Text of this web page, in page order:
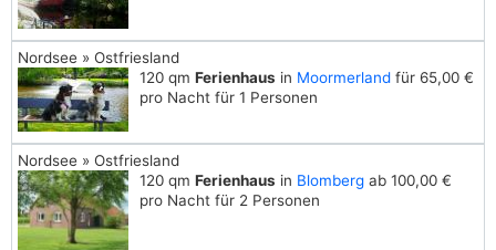
Nordsee » Ostfriesland
120 qm Ferienhaus in Moormerland für 65,00 €
pro Nacht für 1 Personen
Nordsee » Ostfriesland
120 qm Ferienhaus in Blomberg ab 100,00 €
pro Nacht für 2 Personen